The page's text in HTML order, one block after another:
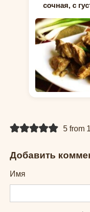
сочная, с
5 from
Добавить
Имя